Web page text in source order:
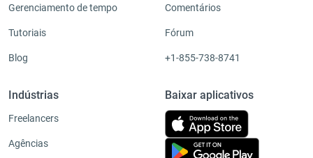
Gerenciamento de tempo
Tutoriais
Blog
Indústrias
Freelancers
Agências
Comentários
Fórum
+1-855-738-8741
Baixar aplicativos